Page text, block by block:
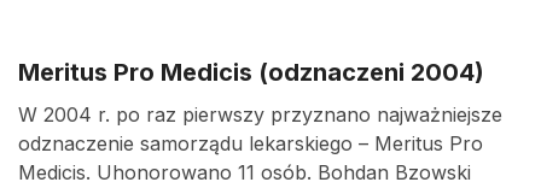
Meritus Pro Medicis (odznaczeni 2004)
W 2004 r. po raz pierwszy przyznano najważniejsze
odznaczenie samorządu lekarskiego – Meritus Pro
Medicis. Uhonorowano 11 osób. Bohdan Bzowski